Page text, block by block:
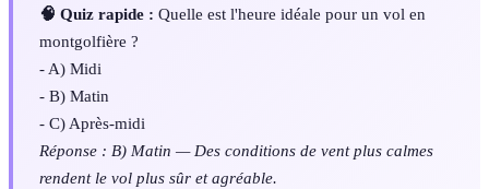
🧠 Quiz rapide : Quelle est l'heure idéale pour un vol en
montgolfière ?
- A) Midi
- B) Matin
- C) Après-midi
Réponse : B) Matin — Des conditions de vent plus calmes
rendent le vol plus sûr et agréable.